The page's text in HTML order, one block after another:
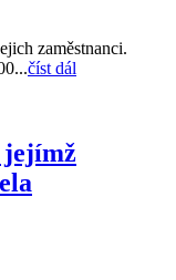
zaměstnanci.
číst dál
jejímž